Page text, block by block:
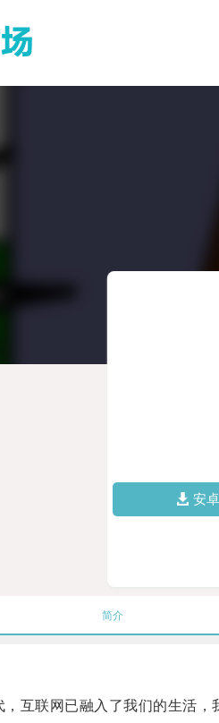
安
简介
联网已融入了我们的生活，